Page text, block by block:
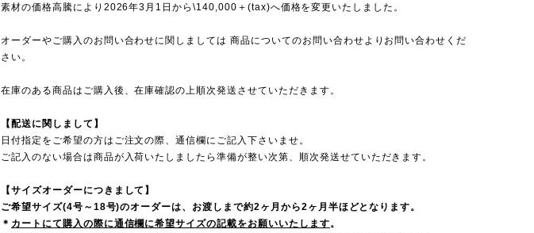
素材の価格高騰により2026年3月1日から\140,000＋(tax)へ価格を変更いたしました。
オーダーやご購入のお問い合わせに関しましては 商品についてのお問い合わせよりお問い合わせくだ
さい。
在庫のある商品はご購入後、在庫確認の上順次発送させていただきます。
【配送に関しまして】
日付指定をご希望の方はご注文の際、通信欄にご記入下さいませ。
ご記入のない場合は商品が入荷いたしましたら準備が整い次第、順次発送せていただきます。
【サイズオーダーにつきまして】
ご希望サイズ(4号～18号)のオーダーは、お渡しまで約2ヶ月から2ヶ月半ほどとなります。
＊ カートにて購入の際に通信欄に希望サイズの記載をお願いいたします。